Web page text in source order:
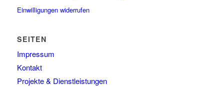
Einwilligungen widerrufen
SEITEN
Impressum
Kontakt
Projekte & Dienstleistungen